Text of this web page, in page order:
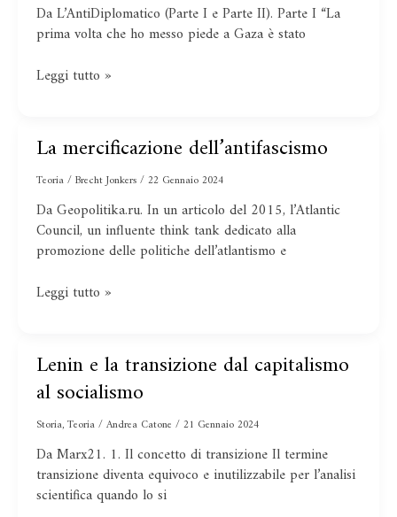
Da L’AntiDiplomatico (Parte I e Parte II). Parte I “La
prima volta che ho messo piede a Gaza è stato
Gaza.
Parla
Cecconi
Leggi tutto »
La mercificazione dell’antifascismo
Teoria/Brecht Jonkers/22 Gennaio 2024
Da Geopolitika.ru. In un articolo del 2015, l’Atlantic
Council, un influente think tank dedicato alla
promozione delle politiche dell’atlantismo e
La
dell’antifascismo
Leggi tutto »
Lenin e la transizione dal capitalismo
al socialismo
Storia,Teoria/Andrea Catone /21 Gennaio 2024
Da Marx21. 1. Il concetto di transizione Il termine
transizione diventa equivoco e inutilizzabile per l’analisi
scientifica quando lo si
Lenin
la
transizione
dal
capitalismo
al
socialismo